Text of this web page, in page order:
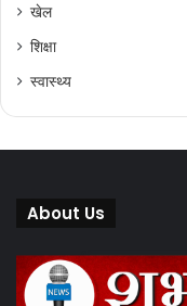
खेल
शिक्षा
स्वास्थ्य
About Us